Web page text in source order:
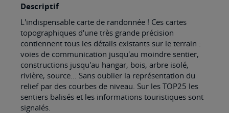
of
the
images
gallery
Descriptif
L'indispensable carte de randonnée ! Ces cartes
topographiques d'une très grande précision
contiennent tous les détails existants sur le terrain :
voies de communication jusqu'au moindre sentier,
constructions jusqu'au hangar, bois, arbre isolé,
rivière, source... Sans oublier la représentation du
relief par des courbes de niveau. Sur les TOP25 les
sentiers balisés et les informations touristiques sont
signalés.